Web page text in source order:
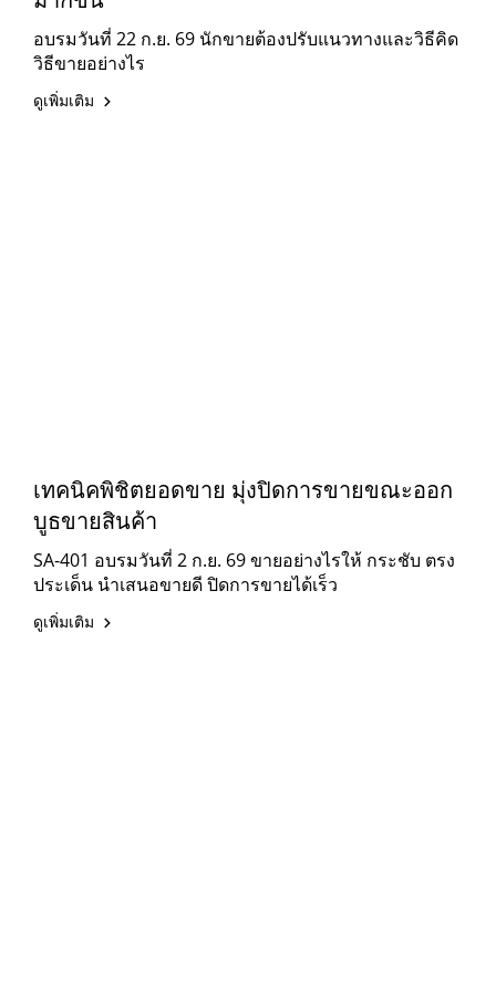
อบรมวันที่ 22 ก.ย. 69 นักขายต้องปรับแนวทางและวิธีคิด
วิธีขายอย่างไร
ดูเพิ่มเติม
เทคนิคพิชิตยอดขาย มุ่งปิดการขายขณะออก
บูธขายสินค้า
SA-401 อบรมวันที่ 2 ก.ย. 69 ขายอย่างไรให้ กระชับ ตรง
ประเด็น นำเสนอขายดี ปิดการขายได้เร็ว
ดูเพิ่มเติม